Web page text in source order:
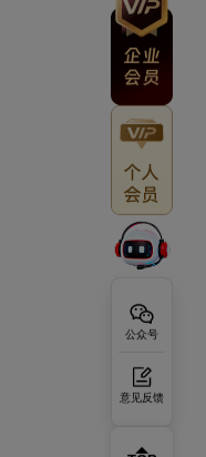
公众号
意见反馈